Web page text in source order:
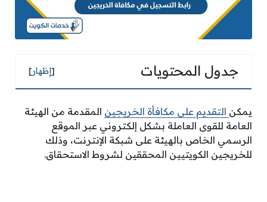
جدول المحتويات [إظهار]
يمكن التقديم على مكافأة الخريجين المقدمة من الهيئة
العامة للقوى العاملة بشكل إلكتروني عبر الموقع
الرسمي الخاص بالهيئة على شبكة الإنترنت، وذلك
للخريجين الكويتيين المحققين لشروط الاستحقاق.